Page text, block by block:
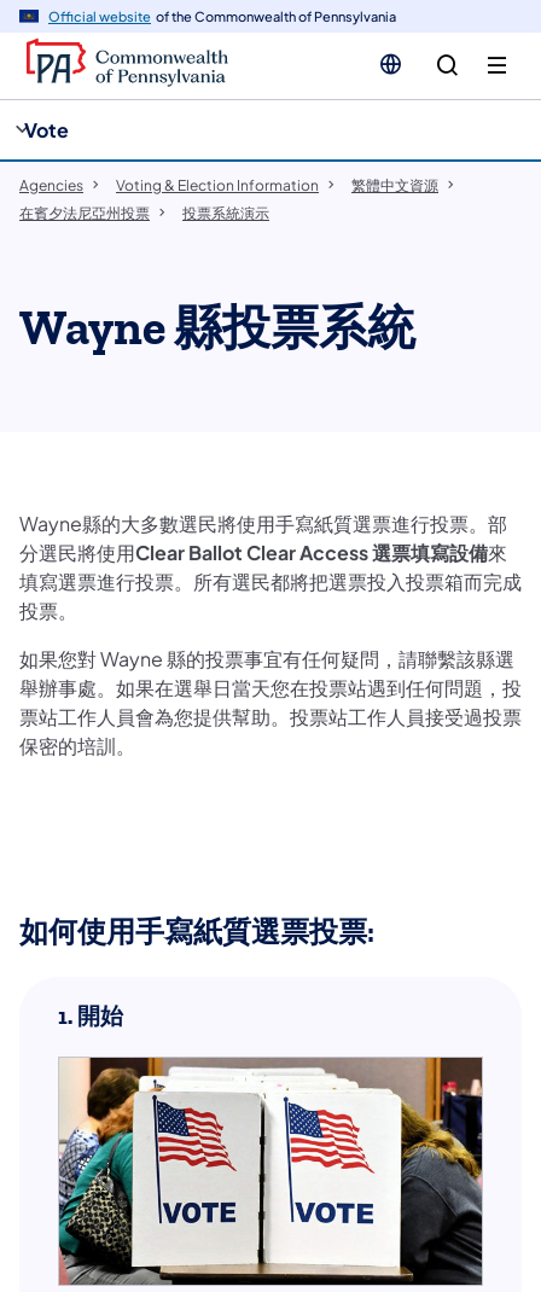
Official website of the Commonwealth of Pennsylvania
Vote
Agencies Voting & Election Information
​繁體中文資源
在賓夕法尼亞州投票
投票系統演示
Wayne 縣投票系統
Wayne縣的大多數選民將使用手寫紙質選票進行投票。部
分選民將使用Clear Ballot Clear Access 選票填寫設備來
填寫選票進行投票。所有選民都將把選票投入投票箱而完成
投票。
如果您對 Wayne 縣的投票事宜有任何疑問，請聯繫該縣選
舉辦事處。如果在選舉日當天您在投票站遇到任何問題，投
票站工作人員會為您提供幫助。投票站工作人員接受過投票
保密的培訓。
如何使用手寫紙質選票投票:
1. 開始